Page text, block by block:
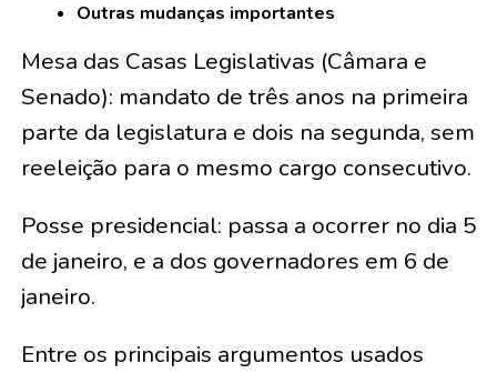
Outras mudanças importantes
Mesa das Casas Legislativas (Câmara e
Senado): mandato de três anos na primeira
parte da legislatura e dois na segunda, sem
reeleição para o mesmo cargo consecutivo.
Posse presidencial: passa a ocorrer no dia 5
de janeiro, e a dos governadores em 6 de
janeiro.
Entre os principais argumentos usados